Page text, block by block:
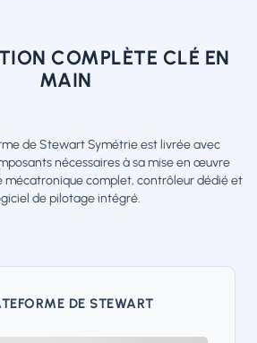
COMPLÈTE CLÉ EN
MAIN
de Stewart Symétrie est livrée avec
nécessaires à sa mise en œuvre
mécatronique complet, contrôleur dédié et
de pilotage intégré.
DE STEWART